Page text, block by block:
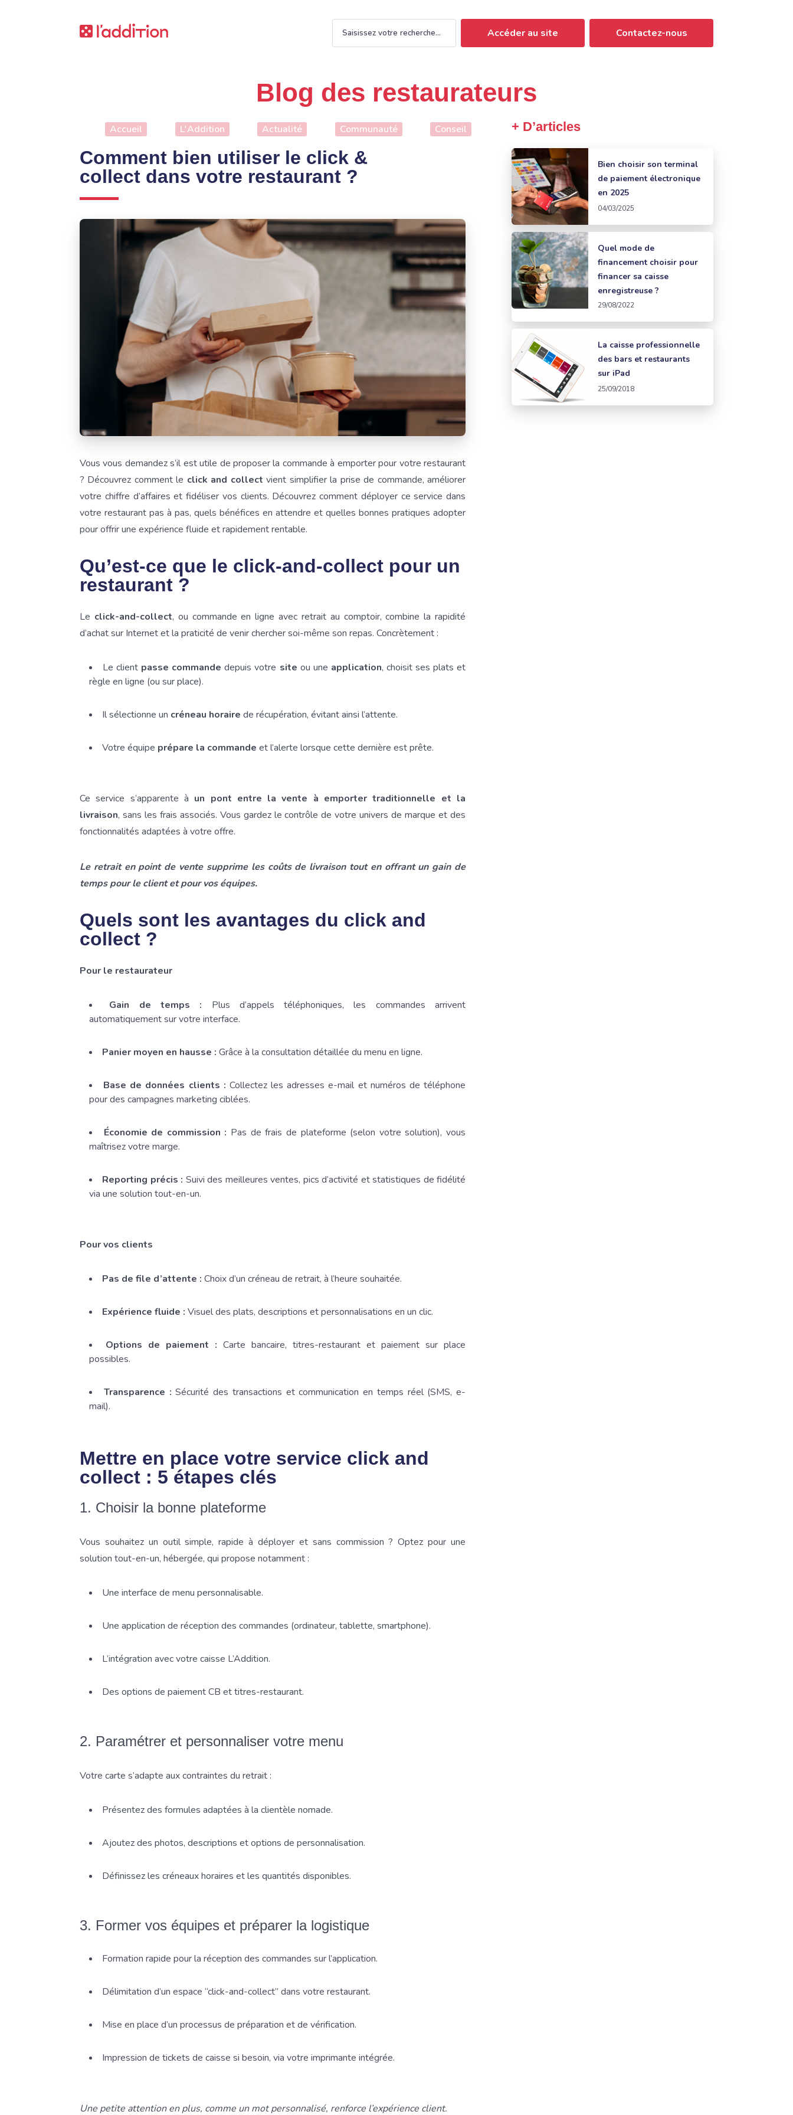
Accéder au site Contactez-nous
Blog des restaurateurs
Accueil L'Addition Actualité Communauté Conseil
Comment bien utiliser le click &
collect dans votre restaurant ?
Vous vous demandez s’il est utile de proposer la commande à emporter pour votre restaurant
? Découvrez comment le click and collect vient simplifier la prise de commande, améliorer
votre chiffre d’affaires et fidéliser vos clients. Découvrez comment déployer ce service dans
votre restaurant pas à pas, quels bénéfices en attendre et quelles bonnes pratiques adopter
pour offrir une expérience fluide et rapidement rentable.
Qu’est-ce que le click-and-collect pour un
restaurant ?
Le click-and-collect, ou commande en ligne avec retrait au comptoir, combine la rapidité
d’achat sur Internet et la praticité de venir chercher soi-même son repas. Concrètement :
Le client passe commande depuis votre site ou une application, choisit ses plats et
règle en ligne (ou sur place).
Il sélectionne un créneau horaire de récupération, évitant ainsi l’attente.
Votre équipe prépare la commande et l’alerte lorsque cette dernière est prête.
Ce service s’apparente à un pont entre la vente à emporter traditionnelle et la
livraison, sans les frais associés. Vous gardez le contrôle de votre univers de marque et des
fonctionnalités adaptées à votre offre.
Le retrait en point de vente supprime les coûts de livraison tout en offrant un gain de
temps pour le client et pour vos équipes.
Quels sont les avantages du click and
collect ?
Pour le restaurateur
Gain de temps : Plus d’appels téléphoniques, les commandes arrivent
automatiquement sur votre interface.
Panier moyen en hausse : Grâce à la consultation détaillée du menu en ligne.
Base de données clients : Collectez les adresses e-mail et numéros de téléphone
pour des campagnes marketing ciblées.
Économie de commission : Pas de frais de plateforme (selon votre solution), vous
maîtrisez votre marge.
Reporting précis : Suivi des meilleures ventes, pics d’activité et statistiques de fidélité
via une solution tout-en-un.
Pour vos clients
Pas de file d’attente : Choix d’un créneau de retrait, à l’heure souhaitée.
Expérience fluide : Visuel des plats, descriptions et personnalisations en un clic.
Options de paiement : Carte bancaire, titres-restaurant et paiement sur place
possibles.
Transparence : Sécurité des transactions et communication en temps réel (SMS, e-
mail).
Mettre en place votre service click and
collect : 5 étapes clés
1. Choisir la bonne plateforme
Vous souhaitez un outil simple, rapide à déployer et sans commission ? Optez pour une
solution tout-en-un, hébergée, qui propose notamment :
Une interface de menu personnalisable.
Une application de réception des commandes (ordinateur, tablette, smartphone).
L’intégration avec votre caisse L’Addition.
Des options de paiement CB et titres-restaurant.
2. Paramétrer et personnaliser votre menu
Votre carte s’adapte aux contraintes du retrait :
Présentez des formules adaptées à la clientèle nomade.
Ajoutez des photos, descriptions et options de personnalisation.
Définissez les créneaux horaires et les quantités disponibles.
3. Former vos équipes et préparer la logistique
Formation rapide pour la réception des commandes sur l’application.
Délimitation d’un espace “click-and-collect” dans votre restaurant.
Mise en place d’un processus de préparation et de vérification.
Impression de tickets de caisse si besoin, via votre imprimante intégrée.
Une petite attention en plus, comme un mot personnalisé, renforce l’expérience client.
+ D’articles
Bien choisir son terminal
de paiement électronique
en 2025
04/03/2025
Quel mode de
financement choisir pour
financer sa caisse
enregistreuse ?
29/08/2022
La caisse professionnelle
des bars et restaurants
sur iPad
25/09/2018